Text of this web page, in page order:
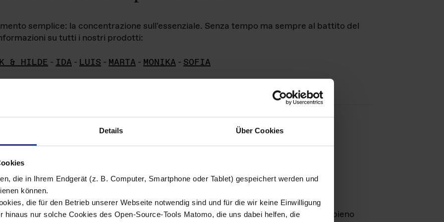
Details Über Cookies
die in Ihrem Endgerät (z. B. Computer, Smartphone oder Tablet) gespeichert werden und
können.
die für den Betrieb unserer Webseite notwendig sind und für die wir keine Einwilligung
hinaus nur solche Cookies des Open-Source-Tools Matomo, die uns dabei helfen, die
semplice: la concentrazione sull'essenziale. Senza tempo ma sempre al battito del
su tutti i nostri prodotti:
& HILDE - IDA - LUIS - MARTA - MONIKA - SOFIA
di immagini
materiale fotografico sono detenuti daDas ganze LebenGmbH e rimangono in pieno